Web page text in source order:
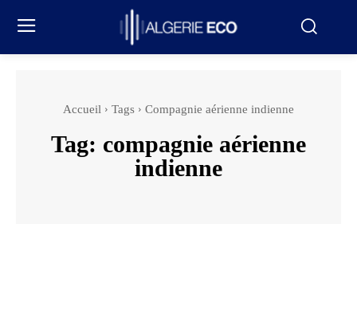
Accueil Tags Compagnie aérienne indienne
Tag: compagnie aérienne
indienne